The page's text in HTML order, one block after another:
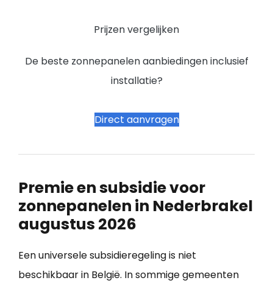
Prijzen vergelijken
De beste zonnepanelen aanbiedingen inclusief
installatie?
Direct aanvragen
Premie en subsidie voor
zonnepanelen in Nederbrakel
augustus 2026
Een universele subsidieregeling is niet
beschikbaar in België. In sommige gemeenten